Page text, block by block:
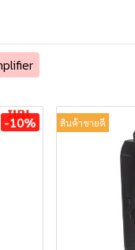
-10% สินค้าขายดี